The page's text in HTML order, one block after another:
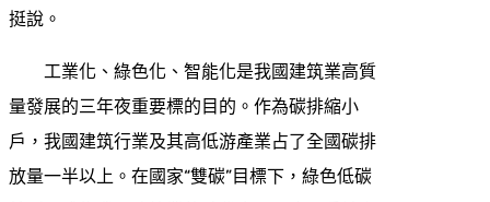
挺說。
工業化、綠色化、智能化是我國建筑業高質
量發展的三年夜重要標的目的。作為碳排縮小
戶，我國建筑行業及其高低游產業占了全國碳排
放量一半以上。在國家“雙碳”目標下，綠色低碳